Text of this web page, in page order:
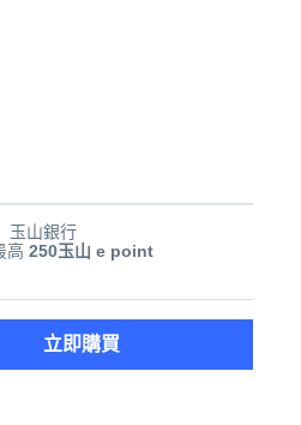
玉山銀行
高 250玉山 e point
立即購買